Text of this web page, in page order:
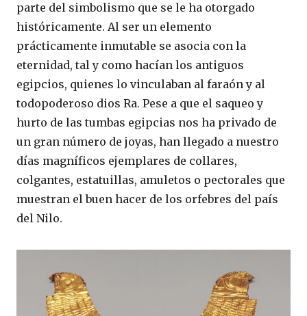
parte del simbolismo que se le ha otorgado
históricamente. Al ser un elemento
prácticamente inmutable se asocia con la
eternidad, tal y como hacían los antiguos
egipcios, quienes lo vinculaban al faraón y al
todopoderoso dios Ra. Pese a que el saqueo y
hurto de las tumbas egipcias nos ha privado de
un gran número de joyas, han llegado a nuestro
días magníficos ejemplares de collares,
colgantes, estatuillas, amuletos o pectorales que
muestran el buen hacer de los orfebres del país
del Nilo.